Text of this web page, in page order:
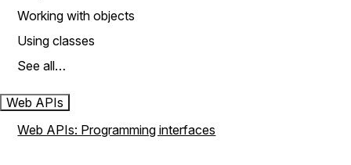
Working with objects
Using classes
See all…
Web APIs
Web APIs: Programming interfaces